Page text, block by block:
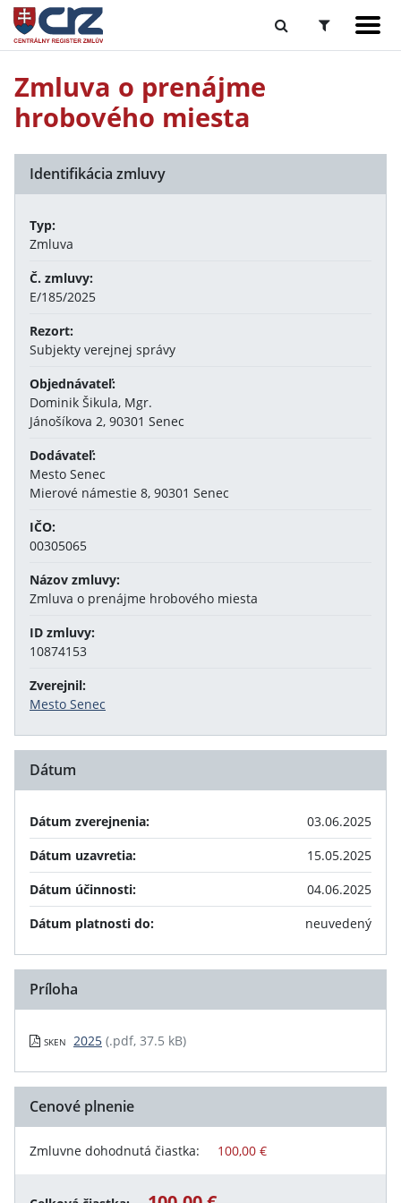
Zmluva o prenájme
hrobového miesta
Identifikácia zmluvy
Typ:
Zmluva
Č. zmluvy:
E/185/2025
Rezort:
Subjekty verejnej správy
Objednávateľ:
Dominik Šikula, Mgr.
Jánošíkova 2, 90301 Senec
Dodávateľ:
Mesto Senec
Mierové námestie 8, 90301 Senec
IČO:
00305065
Názov zmluvy:
Zmluva o prenájme hrobového miesta
ID zmluvy:
10874153
Zverejnil:
Mesto Senec
Dátum
Dátum zverejnenia:
03.06.2025
Dátum uzavretia:
15.05.2025
Dátum účinnosti:
04.06.2025
Dátum platnosti do:
neuvedený
Príloha
SKEN 2025 (.pdf, 37.5 kB)
Cenové plnenie
Zmluvne dohodnutá čiastka: 100,00 €